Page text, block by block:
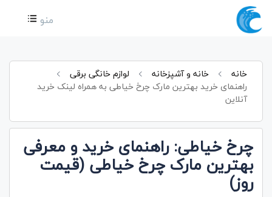
منو
خانه خانه و آشپزخانه
لوازم خانگی برقی
راهنمای خرید بهترین مارک چرخ خیاطی به همراه لینک خرید
آنلاین
چرخ خیاطی: راهنمای خرید و معرفی
بهترین مارک چرخ خیاطی (قیمت
روز)